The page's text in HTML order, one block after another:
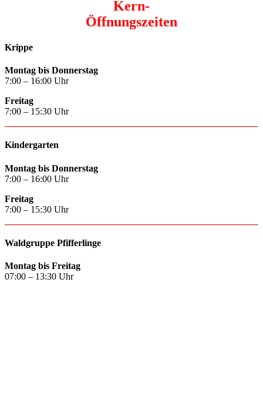
Kern-
Öffnungszeiten
Krippe
Montag bis Donnerstag
7:00 – 16:00 Uhr
Freitag
7:00 – 15:30 Uhr
Kindergarten
Montag bis Donnerstag
7:00 – 16:00 Uhr
Freitag
7:00 – 15:30 Uhr
Waldgruppe Pfifferlinge
Montag bis Freitag
07:00 – 13:30 Uhr